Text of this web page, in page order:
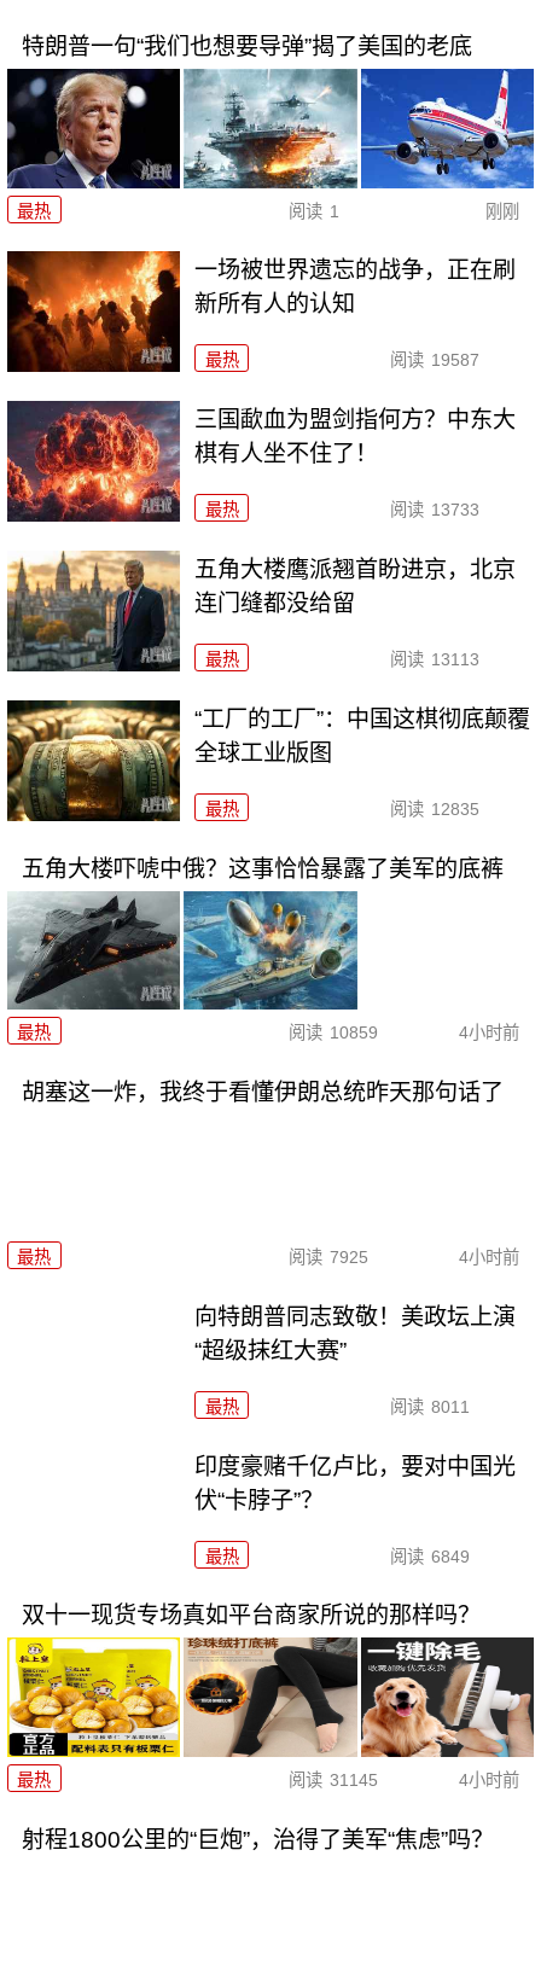
特朗普一句“我们也想要导弹”揭了美国的老底
最热 阅读 1 刚刚
一场被世界遗忘的战争，正在刷
新所有人的认知
最热 阅读 19587
三国歃血为盟剑指何方？中东大
棋有人坐不住了！
最热 阅读 13733
五角大楼鹰派翘首盼进京，北京
连门缝都没给留
最热 阅读 13113
“工厂的工厂”：中国这棋彻底颠覆
全球工业版图
最热 阅读 12835
五角大楼吓唬中俄？这事恰恰暴露了美军的底裤
最热 阅读 10859 4小时前
胡塞这一炸，我终于看懂伊朗总统昨天那句话了
最热 阅读 7925 4小时前
向特朗普同志致敬！美政坛上演
“超级抹红大赛”
最热 阅读 8011
印度豪赌千亿卢比，要对中国光
伏“卡脖子”？
最热 阅读 6849
双十一现货专场真如平台商家所说的那样吗？
最热 阅读 31145 4小时前
射程1800公里的“巨炮”，治得了美军“焦虑”吗？